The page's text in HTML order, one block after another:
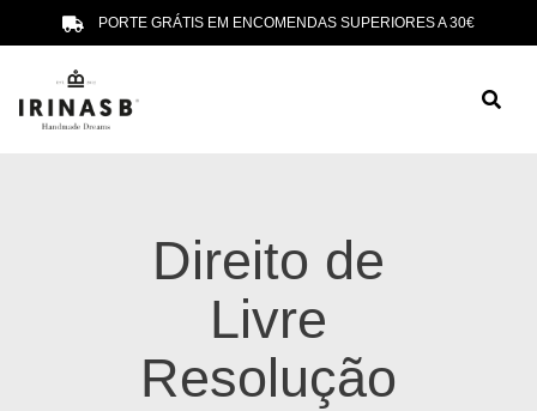
PORTE GRÁTIS EM ENCOMENDAS SUPERIORES A 30€
Direito de
Livre
Resolução